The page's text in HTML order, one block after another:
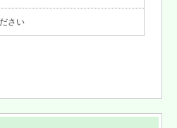
さい